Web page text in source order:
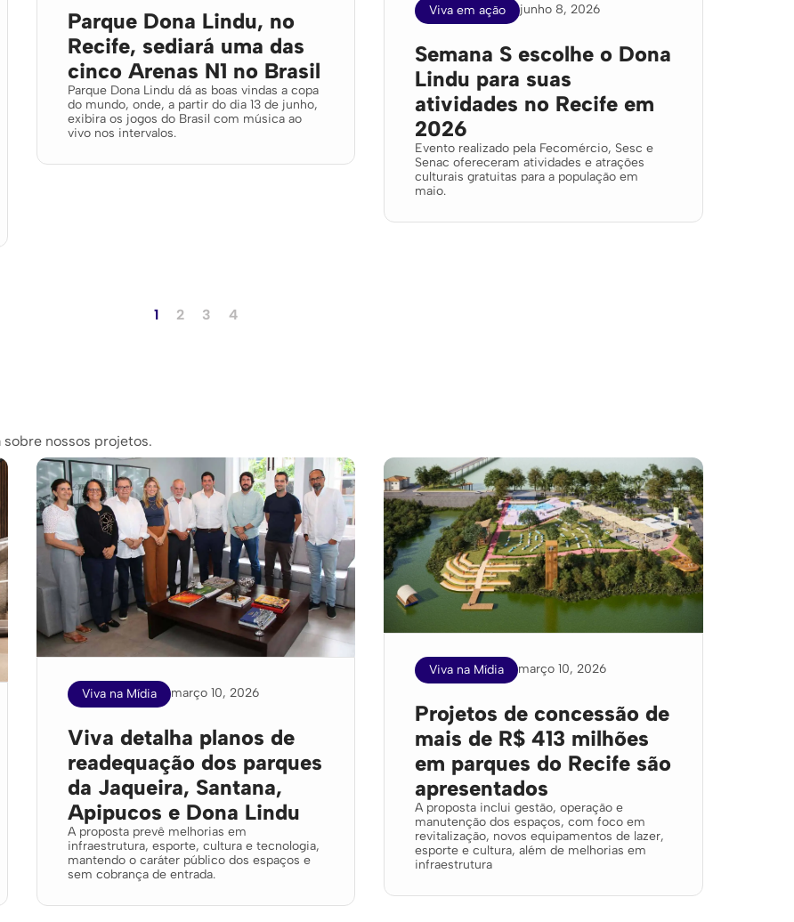
Parque Dona Lindu, no
Recife, sediará uma das
cinco Arenas N1 no Brasil
Parque Dona Lindu dá as boas vindas a copa
do mundo, onde, a partir do dia 13 de junho,
exibira os jogos do Brasil com música ao
vivo nos intervalos.
Viva em ação junho 8, 2026
Semana S escolhe o Dona
Lindu para suas
atividades no Recife em
2026
Evento realizado pela Fecomércio, Sesc e
Senac ofereceram atividades e atrações
culturais gratuitas para a população em
maio.
1 2 3 4
nossos projetos.​​
Viva na Mídia março 10, 2026
Viva detalha planos de
readequação dos parques
da Jaqueira, Santana,
Apipucos e Dona Lindu
A proposta prevê melhorias em
infraestrutura, esporte, cultura e tecnologia,
mantendo o caráter público dos espaços e
sem cobrança de entrada.
Viva na Mídia março 10, 2026
Projetos de concessão de
mais de R$ 413 milhões
em parques do Recife são
apresentados
A proposta inclui gestão, operação e
manutenção dos espaços, com foco em
revitalização, novos equipamentos de lazer,
esporte e cultura, além de melhorias em
infraestrutura